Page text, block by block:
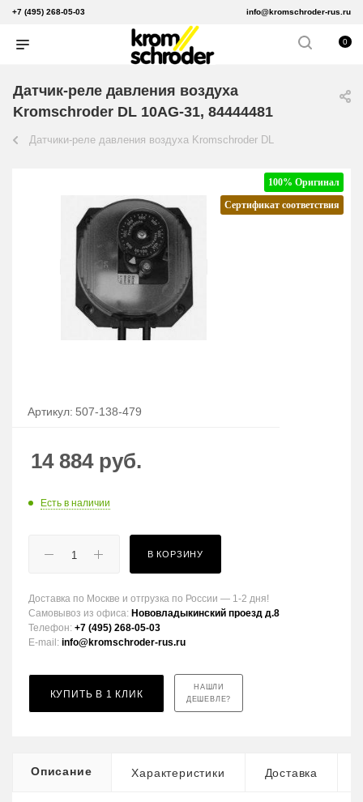
+7 (495) 268-05-03 info@kromschroder-rus.ru
0
Датчик-реле давления воздуха
Kromschroder DL 10AG-31, 84444481
Датчики-реле давления воздуха Kromschroder DL
100% Оригинал
Сертификат соответствия
Артикул: 507-138-479
14 884руб.
Есть в наличии
В КОРЗИНУ
Доставка по Москве и отгрузка по России — 1-2 дня!
Самовывоз из офиса: Нововладыкинский проезд д.8
Телефон: +7 (495) 268-05-03
E-mail: info@kromschroder-rus.ru
КУПИТЬ В 1 КЛИК
НАШЛИ
ДЕШЕВЛЕ?
Описание Характеристики Доставка